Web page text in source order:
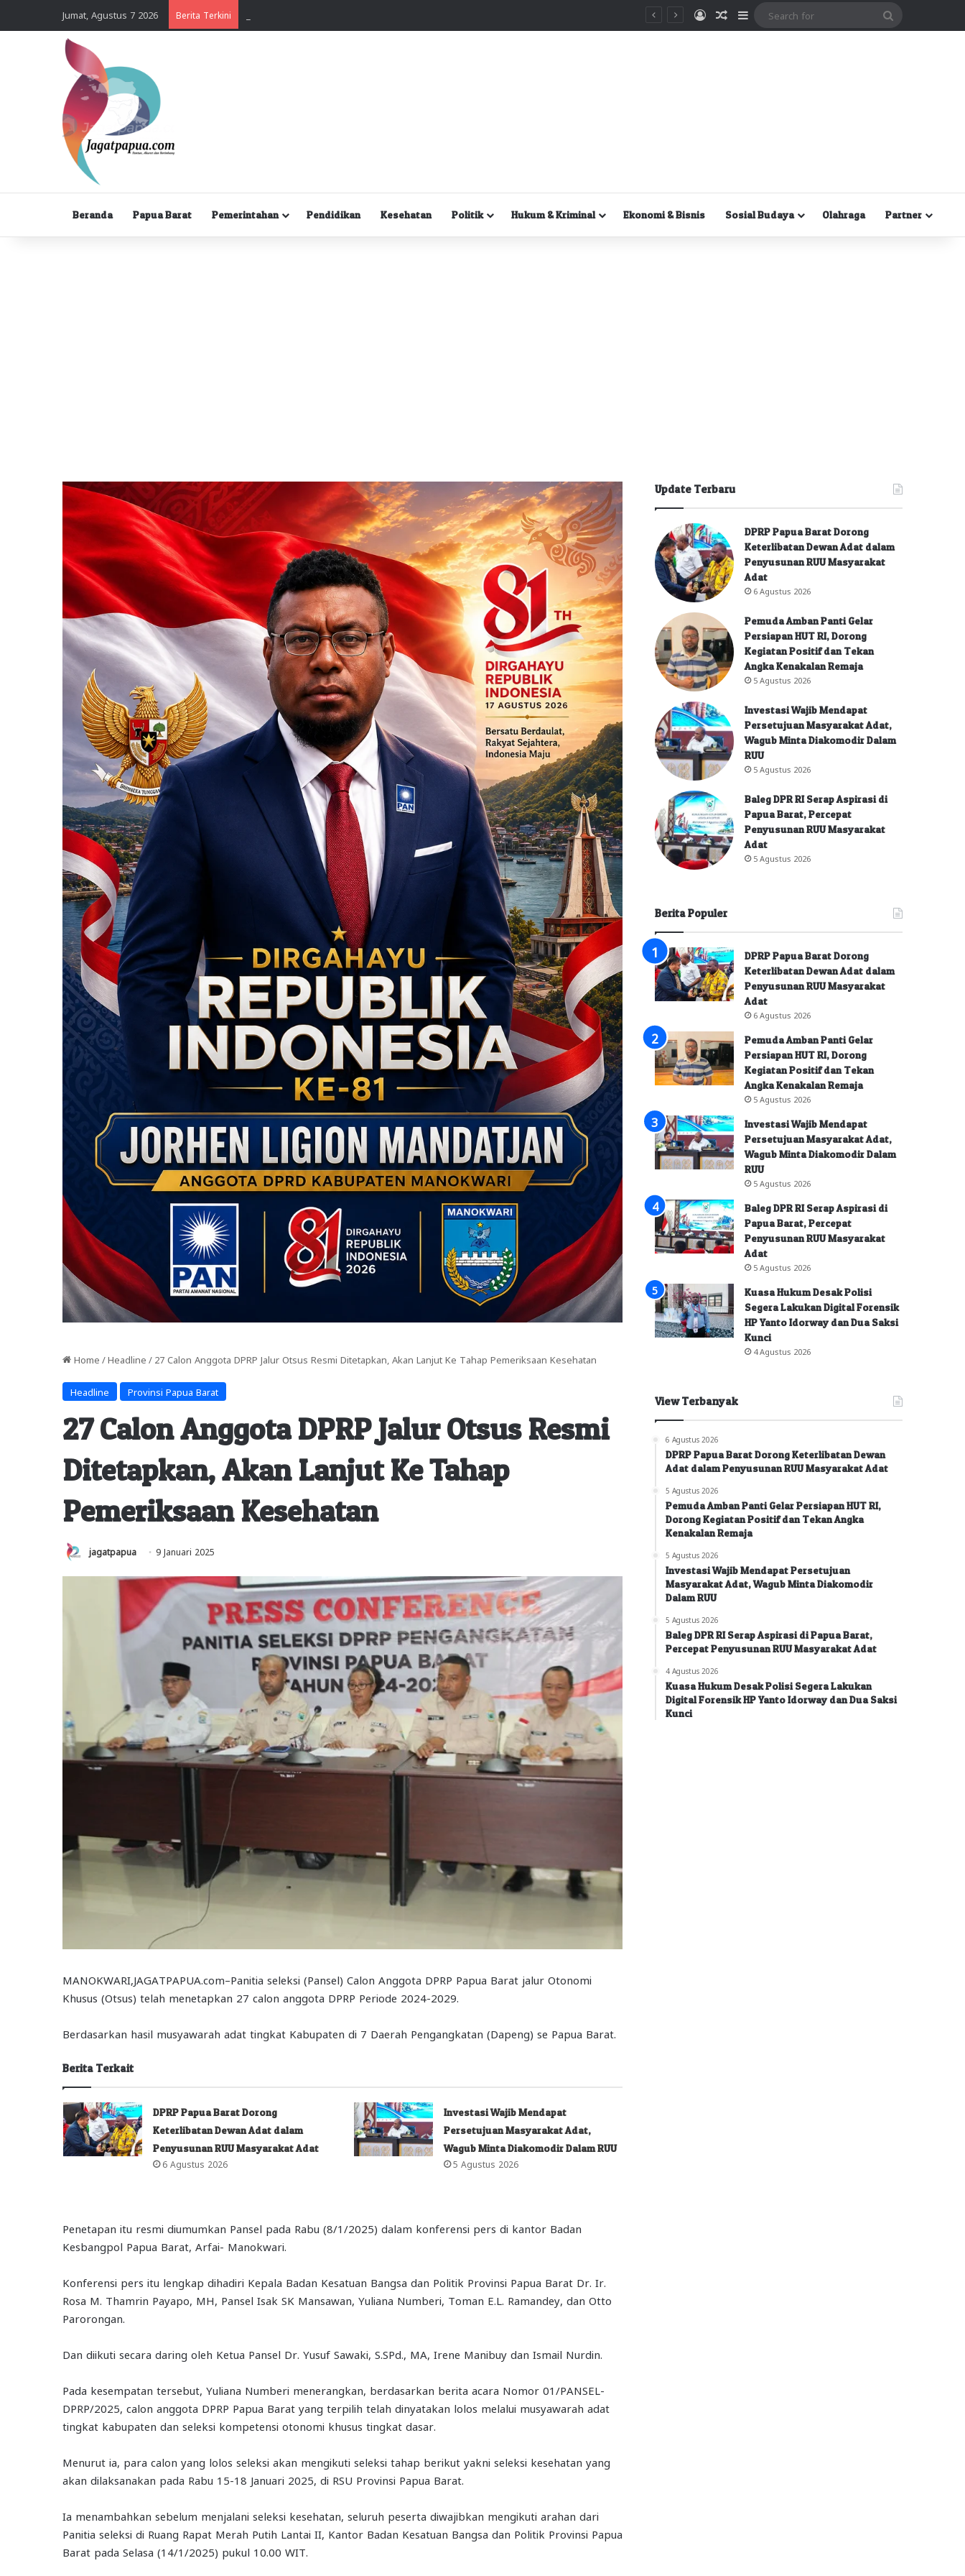
Jumat, Agustus 7 2026 Berita Terkini MasukRandom Article
Sidebar
Beranda Papua Barat Pemerintahan Pendidikan Kesehatan Politik Hukum & Kriminal Ekonomi & Bisnis Sosial Budaya Olahraga Partner
Home / Headline / 27 Calon Anggota DPRP Jalur Otsus Resmi Ditetapkan, Akan Lanjut Ke Tahap Pemeriksaan Kesehatan
Headline Provinsi Papua Barat
27 Calon Anggota DPRP Jalur Otsus Resmi
Ditetapkan, Akan Lanjut Ke Tahap
Pemeriksaan Kesehatan
jagatpapua 9 Januari 2025
MANOKWARI,JAGATPAPUA.com–Panitia seleksi (Pansel) Calon Anggota DPRP Papua Barat jalur Otonomi
Khusus (Otsus) telah menetapkan 27 calon anggota DPRP Periode 2024-2029.
Berdasarkan hasil musyawarah adat tingkat Kabupaten di 7 Daerah Pengangkatan (Dapeng) se Papua Barat.
Berita Terkait
DPRP Papua Barat Dorong
Keterlibatan Dewan Adat dalam
Penyusunan RUU Masyarakat Adat
6 Agustus 2026
Investasi Wajib Mendapat
Persetujuan Masyarakat Adat,
Wagub Minta Diakomodir Dalam RUU
5 Agustus 2026
Penetapan itu resmi diumumkan Pansel pada Rabu (8/1/2025) dalam konferensi pers di kantor Badan
Kesbangpol Papua Barat, Arfai- Manokwari.
Konferensi pers itu lengkap dihadiri Kepala Badan Kesatuan Bangsa dan Politik Provinsi Papua Barat Dr. Ir.
Rosa M. Thamrin Payapo, MH, Pansel Isak SK Mansawan, Yuliana Numberi, Toman E.L. Ramandey, dan Otto
Parorongan.
Dan diikuti secara daring oleh Ketua Pansel Dr. Yusuf Sawaki, S.SPd., MA, Irene Manibuy dan Ismail Nurdin.
Pada kesempatan tersebut, Yuliana Numberi menerangkan, berdasarkan berita acara Nomor 01/PANSEL-
DPRP/2025, calon anggota DPRP Papua Barat yang terpilih telah dinyatakan lolos melalui musyawarah adat
tingkat kabupaten dan seleksi kompetensi otonomi khusus tingkat dasar.
Menurut ia, para calon yang lolos seleksi akan mengikuti seleksi tahap berikut yakni seleksi kesehatan yang
akan dilaksanakan pada Rabu 15-18 Januari 2025, di RSU Provinsi Papua Barat.
Ia menambahkan sebelum menjalani seleksi kesehatan, seluruh peserta diwajibkan mengikuti arahan dari
Panitia seleksi di Ruang Rapat Merah Putih Lantai II, Kantor Badan Kesatuan Bangsa dan Politik Provinsi Papua
Barat pada Selasa (14/1/2025) pukul 10.00 WIT.
Update Terbaru
DPRP Papua Barat Dorong
Keterlibatan Dewan Adat dalam
Penyusunan RUU Masyarakat
Adat
6 Agustus 2026
Pemuda Amban Panti Gelar
Persiapan HUT RI, Dorong
Kegiatan Positif dan Tekan
Angka Kenakalan Remaja
5 Agustus 2026
Investasi Wajib Mendapat
Persetujuan Masyarakat Adat,
Wagub Minta Diakomodir Dalam
RUU
5 Agustus 2026
Baleg DPR RI Serap Aspirasi di
Papua Barat, Percepat
Penyusunan RUU Masyarakat
Adat
5 Agustus 2026
Berita Populer
DPRP Papua Barat Dorong
Keterlibatan Dewan Adat dalam
Penyusunan RUU Masyarakat
Adat
6 Agustus 2026
Pemuda Amban Panti Gelar
Persiapan HUT RI, Dorong
Kegiatan Positif dan Tekan
Angka Kenakalan Remaja
5 Agustus 2026
Investasi Wajib Mendapat
Persetujuan Masyarakat Adat,
Wagub Minta Diakomodir Dalam
RUU
5 Agustus 2026
Baleg DPR RI Serap Aspirasi di
Papua Barat, Percepat
Penyusunan RUU Masyarakat
Adat
5 Agustus 2026
Kuasa Hukum Desak Polisi
Segera Lakukan Digital Forensik
HP Yanto Idorway dan Dua Saksi
Kunci
4 Agustus 2026
View Terbanyak
6 Agustus 2026
DPRP Papua Barat Dorong Keterlibatan Dewan
Adat dalam Penyusunan RUU Masyarakat Adat
5 Agustus 2026
Pemuda Amban Panti Gelar Persiapan HUT RI,
Dorong Kegiatan Positif dan Tekan Angka
Kenakalan Remaja
5 Agustus 2026
Investasi Wajib Mendapat Persetujuan
Masyarakat Adat, Wagub Minta Diakomodir
Dalam RUU
5 Agustus 2026
Baleg DPR RI Serap Aspirasi di Papua Barat,
Percepat Penyusunan RUU Masyarakat Adat
4 Agustus 2026
Kuasa Hukum Desak Polisi Segera Lakukan
Digital Forensik HP Yanto Idorway dan Dua Saksi
Kunci